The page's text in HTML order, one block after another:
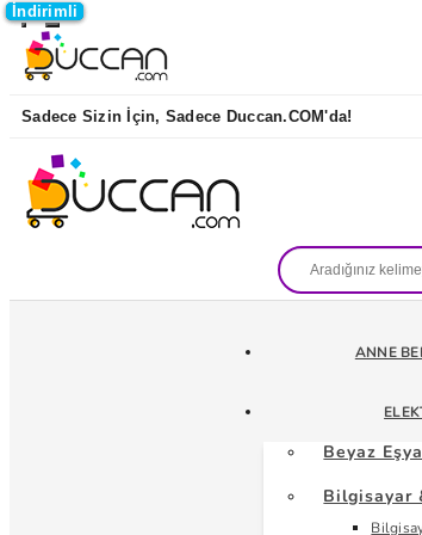
Sadece Sizin İçin, Sadece Duccan.COM'da!
ANNE
Beyaz Eşya
Bilgisayar
İndirimli
İndirimli
İndirimli
İndirimli